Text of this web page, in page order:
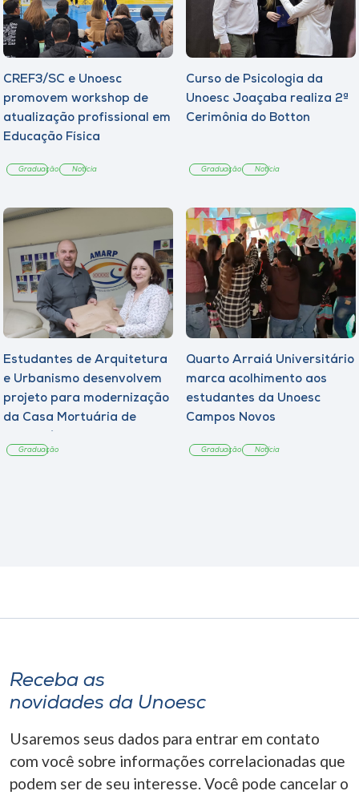
CREF3/SC e Unoesc
promovem workshop de
atualização profissional em
Educação Física
Graduação Notícia
Curso de Psicologia da
Unoesc Joaçaba realiza 2ª
Cerimônia do Botton
Graduação Notícia
Estudantes de Arquitetura
e Urbanismo desenvolvem
projeto para modernização
da Casa Mortuária de
Graduação
Quarto Arraiá Universitário
marca acolhimento aos
estudantes da Unoesc
Campos Novos
Graduação Notícia
Receba as
novidades da Unoesc
Usaremos seus dados para entrar em contato
com você sobre informações correlacionadas que
podem ser de seu interesse. Você pode cancelar o